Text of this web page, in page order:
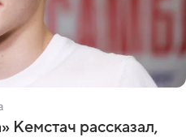
Кемстач рассказал,